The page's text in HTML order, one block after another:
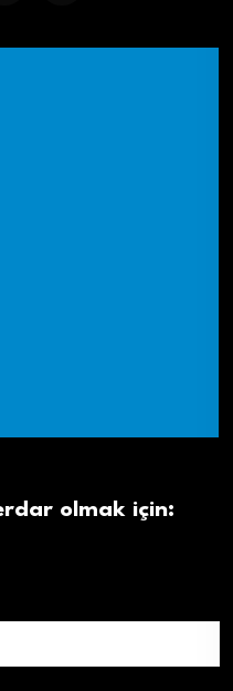
olmak için: